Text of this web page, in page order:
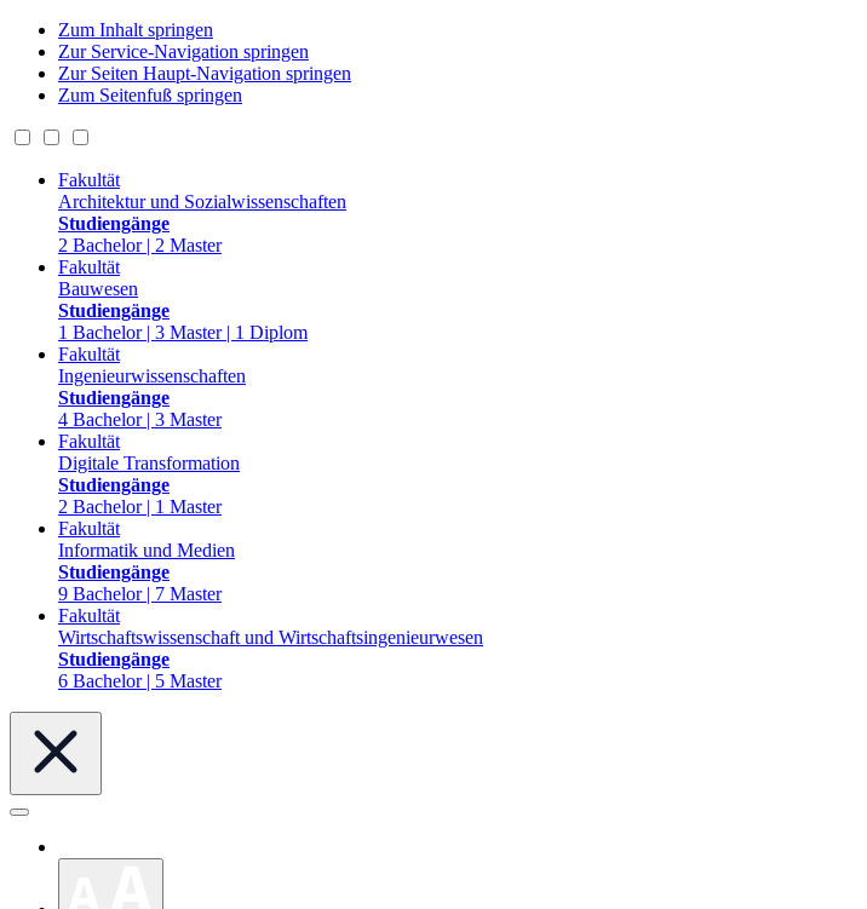
Zum Inhalt springen
Zur Service-Navigation springen
Zur Seiten Haupt-Navigation springen
Zum Seitenfuß springen
Fakultät
Architektur und Sozialwissenschaften
Studiengänge
2 Bachelor | 2 Master
Fakultät
Bauwesen
Studiengänge
1 Bachelor | 3 Master | 1 Diplom
Fakultät
Ingenieurwissenschaften
Studiengänge
4 Bachelor | 3 Master
Fakultät
Digitale Transformation
Studiengänge
2 Bachelor | 1 Master
Fakultät
Informatik und Medien
Studiengänge
9 Bachelor | 7 Master
Fakultät
Wirtschaftswissenschaft und Wirtschaftsingenieurwesen
Studiengänge
6 Bachelor | 5 Master